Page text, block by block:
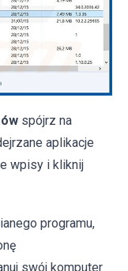
spójrz na
aplikacje
wpisy i kliknij
programu,
swój komputer